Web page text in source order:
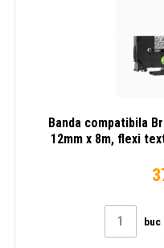
Banda compatibila
12mm x 8m, flexi
buc